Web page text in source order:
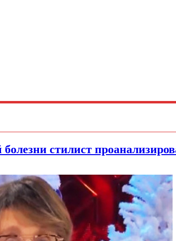
болезни стилист